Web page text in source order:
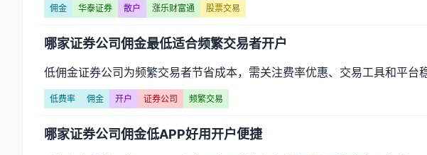
佣金 华泰证券 散户 涨乐财富通 股票交易
哪家证券公司佣金最低适合频繁交易者开户
低佣金证券公司为频繁交易者节省成本，需关注费率优惠、交易工具和平台
低费率 佣金 开户 证券公司 频繁交易
哪家证券公司佣金低APP好用开户便捷